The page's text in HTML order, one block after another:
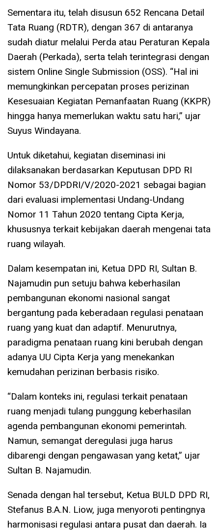
Sementara itu, telah disusun 652 Rencana Detail
Tata Ruang (RDTR), dengan 367 di antaranya
sudah diatur melalui Perda atau Peraturan Kepala
Daerah (Perkada), serta telah terintegrasi dengan
sistem Online Single Submission (OSS). “Hal ini
memungkinkan percepatan proses perizinan
Kesesuaian Kegiatan Pemanfaatan Ruang (KKPR)
hingga hanya memerlukan waktu satu hari,” ujar
Suyus Windayana.
Untuk diketahui, kegiatan diseminasi ini
dilaksanakan berdasarkan Keputusan DPD RI
Nomor 53/DPDRI/V/2020-2021 sebagai bagian
dari evaluasi implementasi Undang-Undang
Nomor 11 Tahun 2020 tentang Cipta Kerja,
khususnya terkait kebijakan daerah mengenai tata
ruang wilayah.
Dalam kesempatan ini, Ketua DPD RI, Sultan B.
Najamudin pun setuju bahwa keberhasilan
pembangunan ekonomi nasional sangat
bergantung pada keberadaan regulasi penataan
ruang yang kuat dan adaptif. Menurutnya,
paradigma penataan ruang kini berubah dengan
adanya UU Cipta Kerja yang menekankan
kemudahan perizinan berbasis risiko.
“Dalam konteks ini, regulasi terkait penataan
ruang menjadi tulang punggung keberhasilan
agenda pembangunan ekonomi pemerintah.
Namun, semangat deregulasi juga harus
dibarengi dengan pengawasan yang ketat,” ujar
Sultan B. Najamudin.
Senada dengan hal tersebut, Ketua BULD DPD RI,
Stefanus B.A.N. Liow, juga menyoroti pentingnya
harmonisasi regulasi antara pusat dan daerah. Ia